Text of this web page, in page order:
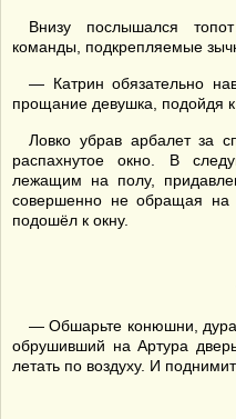
Внизу послышался
команды, подкрепляемые
— Катрин обязательно
прощание девушка, подойдя к
Ловко убрав арбалет за
распахнутое окно. В
лежащим на полу,
совершенно не обращая
подошёл к окну.
— Обшарьте конюшни,
обрушивший на Артура
летать по воздуху. И